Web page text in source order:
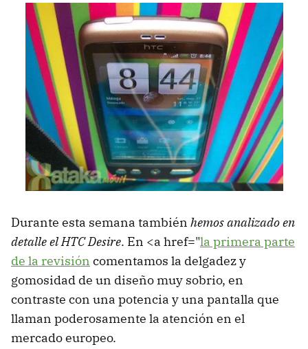
Durante esta semana también hemos analizado en
detalle el HTC Desire. En <a href="la primera parte
de la revisión comentamos la delgadez y
gomosidad de un diseño muy sobrio, en
contraste con una potencia y una pantalla que
llaman poderosamente la atención en el
mercado europeo.